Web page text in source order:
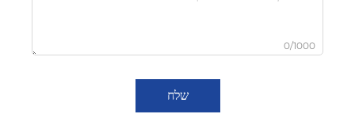
0/1000
שלח